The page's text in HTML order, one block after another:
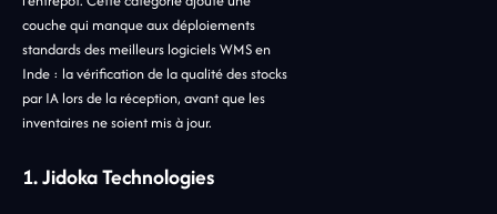
couche qui manque aux déploiements
standards des meilleurs logiciels WMS en
Inde : la vérification de la qualité des stocks
par IA lors de la réception, avant que les
inventaires ne soient mis à jour.
1. Jidoka Technologies